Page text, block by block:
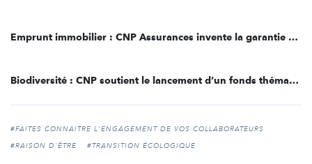
Emprunt immobilier : CNP Assurances invente la garantie « Aide à la famille »
Biodiversité : CNP soutient le lancement d’un fonds thématique actions internationales Tocqueville Biodiversity ISR
#FAITES CONNAITRE L'ENGAGEMENT DE VOS COLLABORATEURS
#RAISON D'ÊTRE
#TRANSITION ÉCOLOGIQUE